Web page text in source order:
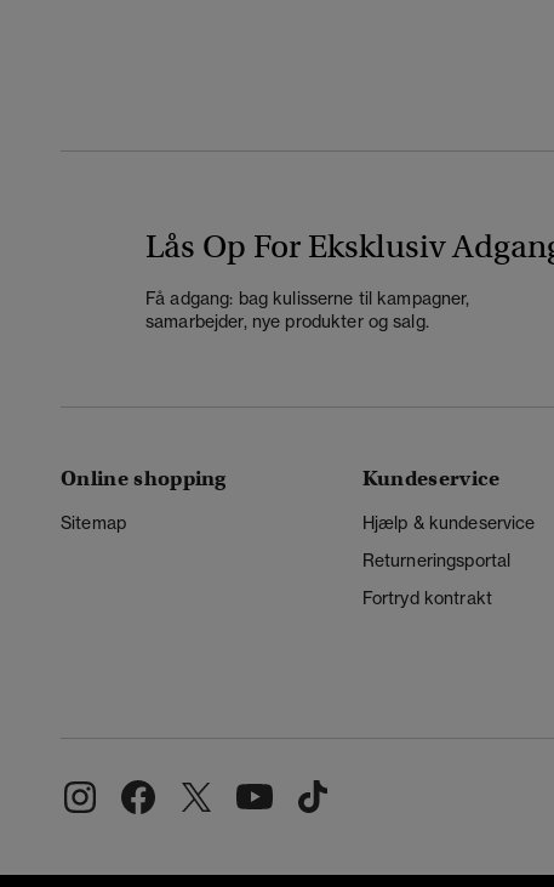
Lås Op For Eksklusiv
Få adgang: bag kulisserne til kampagner,
samarbejder, nye produkter og salg.
Online shopping
Sitemap
Kundeservice
Hjælp & kundeservice
Returneringsportal
Fortryd kontrakt